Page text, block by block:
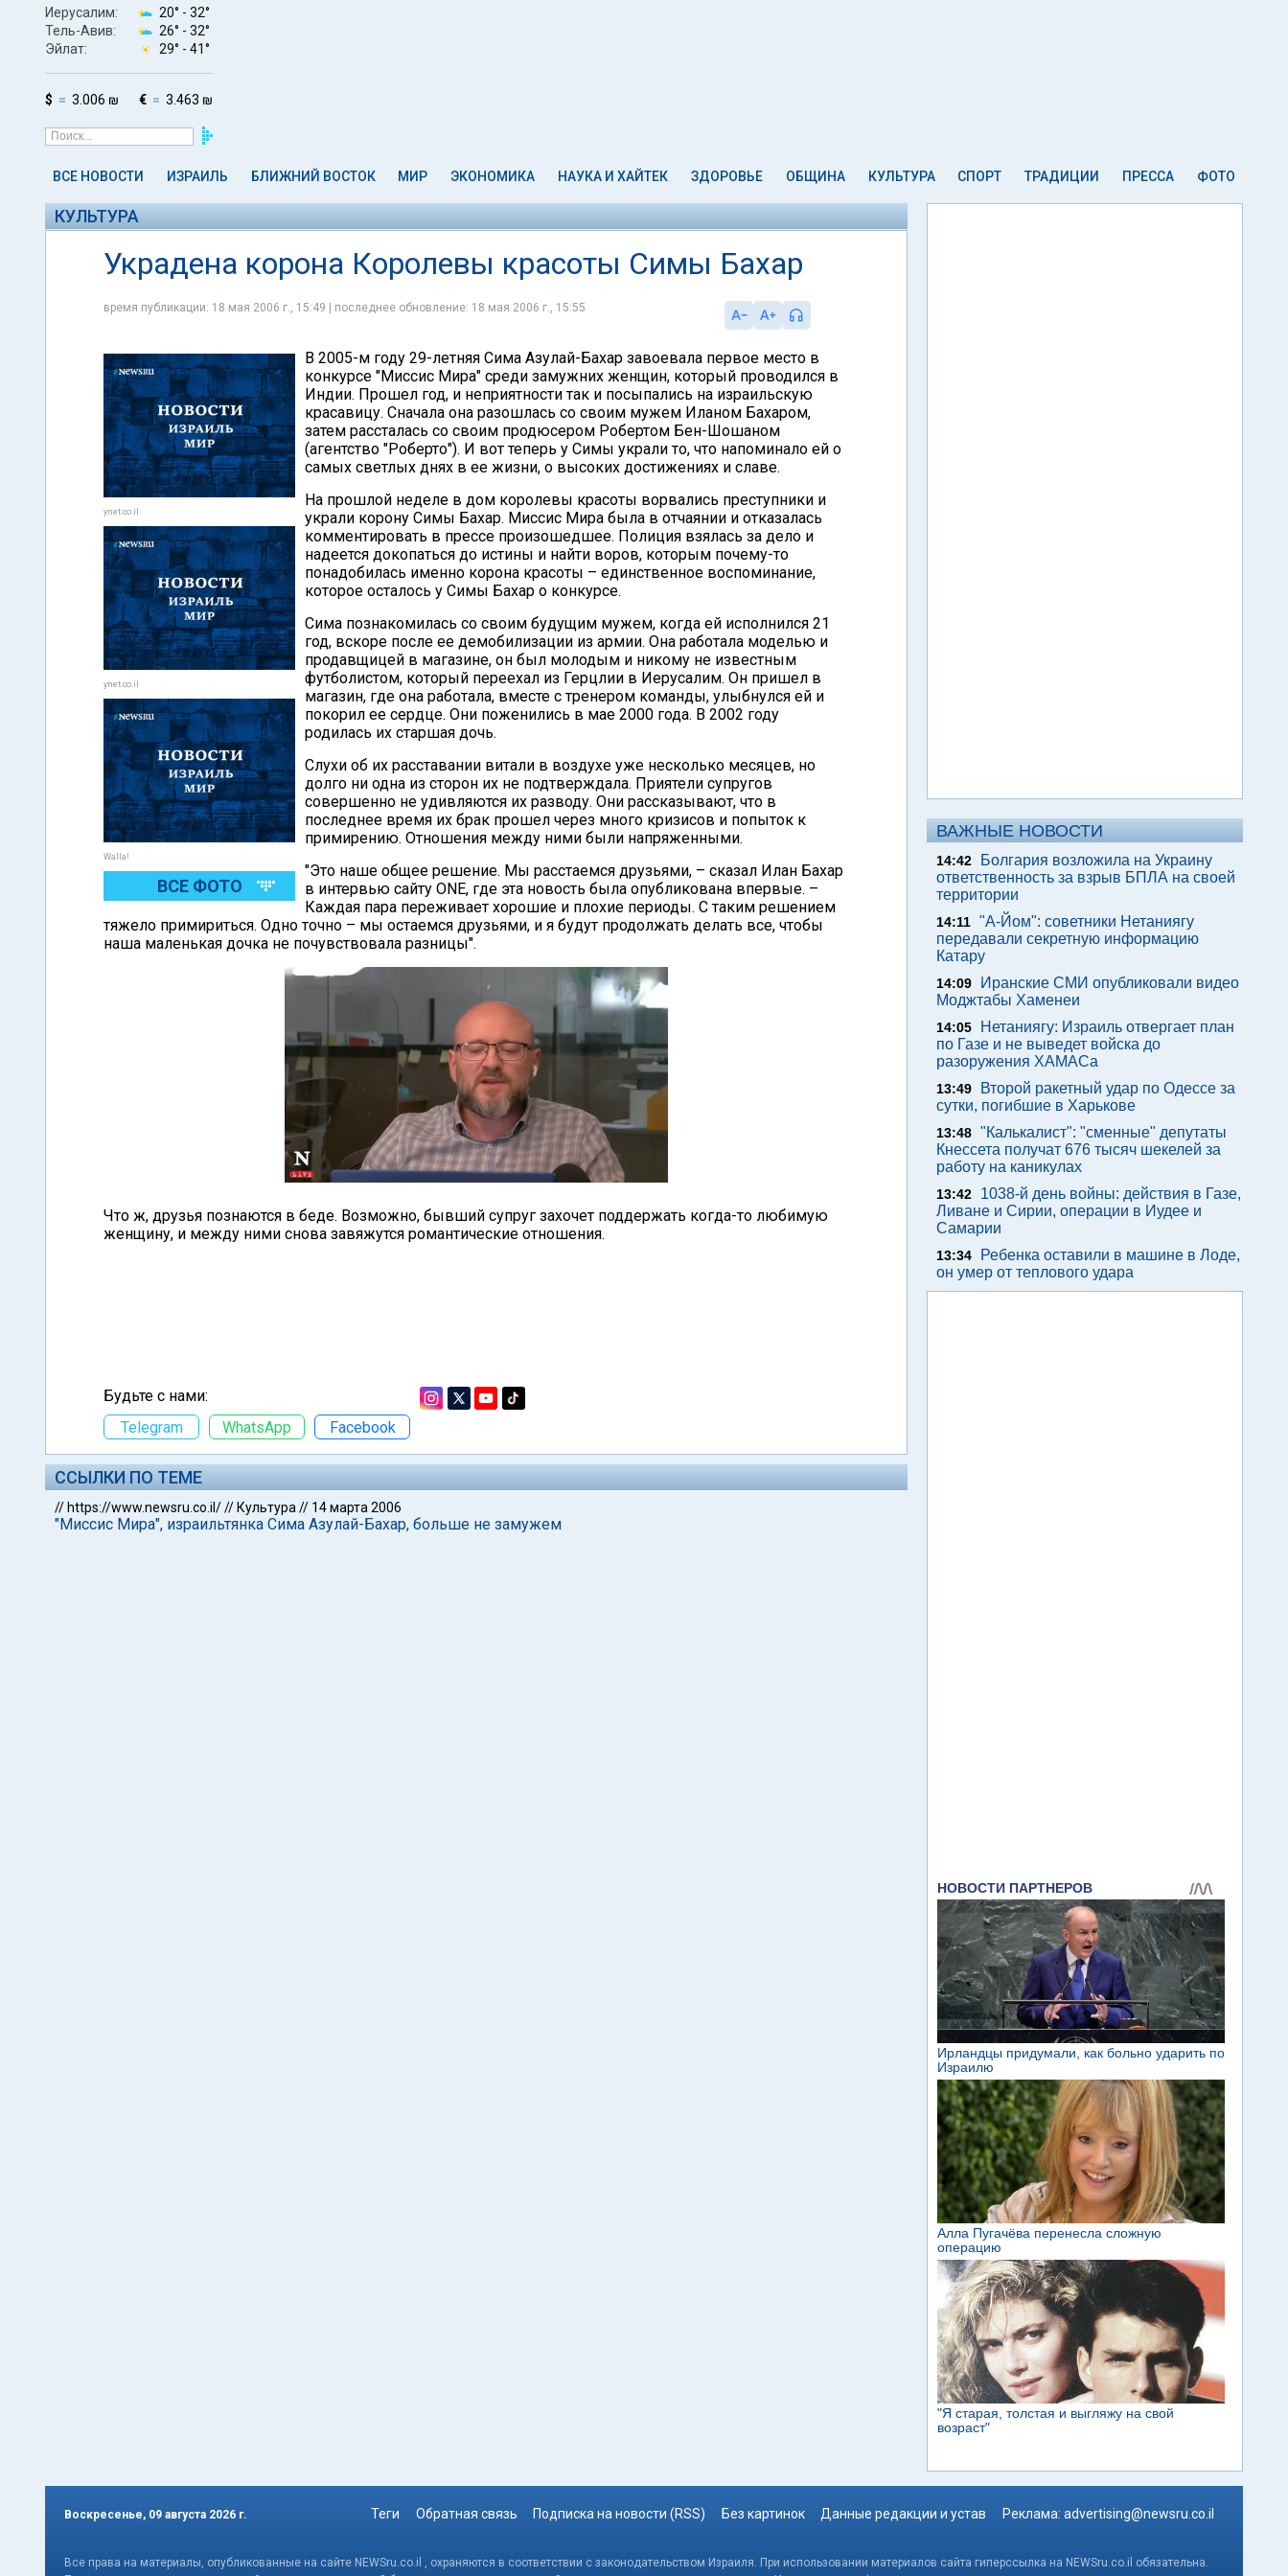
Иерусалим: 20° - 32°
Тель-Авив:
26° - 32°
Эйлат:
29° - 41°
$ 3.006 ₪ € 3.463 ₪
ВСЕ НОВОСТИ ИЗРАИЛЬ БЛИЖНИЙ ВОСТОК МИР ЭКОНОМИКА НАУКА И ХАЙТЕК ЗДОРОВЬЕ ОБЩИНА КУЛЬТУРА СПОРТ ТРАДИЦИИ ПРЕССА ФОТО
КУЛЬТУРА
Украдена корона Королевы красоты Симы Бахар
время публикации: 18 мая 2006 г., 15:49 | последнее обновление: 18 мая 2006 г., 15:55
ynet.co.il
ynet.co.il
Walla!
ВСЕ ФОТО
В 2005-м году 29-летняя Сима Азулай-Бахар завоевала первое место в
конкурсе "Миссис Мира" среди замужних женщин, который проводился в
Индии. Прошел год, и неприятности так и посыпались на израильскую
красавицу. Сначала она разошлась со своим мужем Иланом Бахаром,
затем рассталась со своим продюсером Робертом Бен-Шошаном
(агентство "Роберто"). И вот теперь у Симы украли то, что напоминало ей о
самых светлых днях в ее жизни, о высоких достижениях и славе.
На прошлой неделе в дом королевы красоты ворвались преступники и
украли корону Симы Бахар. Миссис Мира была в отчаянии и отказалась
комментировать в прессе произошедшее. Полиция взялась за дело и
надеется докопаться до истины и найти воров, которым почему-то
понадобилась именно корона красоты – единственное воспоминание,
которое осталось у Симы Бахар о конкурсе.
Сима познакомилась со своим будущим мужем, когда ей исполнился 21
год, вскоре после ее демобилизации из армии. Она работала моделью и
продавщицей в магазине, он был молодым и никому не известным
футболистом, который переехал из Герцлии в Иерусалим. Он пришел в
магазин, где она работала, вместе с тренером команды, улыбнулся ей и
покорил ее сердце. Они поженились в мае 2000 года. В 2002 году
родилась их старшая дочь.
Слухи об их расставании витали в воздухе уже несколько месяцев, но
долго ни одна из сторон их не подтверждала. Приятели супругов
совершенно не удивляются их разводу. Они рассказывают, что в
последнее время их брак прошел через много кризисов и попыток к
примирению. Отношения между ними были напряженными.
"Это наше общее решение. Мы расстаемся друзьями, – сказал Илан Бахар
в интервью сайту ONE, где эта новость была опубликована впервые. –
Каждая пара переживает хорошие и плохие периоды. С таким решением
тяжело примириться. Одно точно – мы остаемся друзьями, и я будут продолжать делать все, чтобы
наша маленькая дочка не почувствовала разницы".
Что ж, друзья познаются в беде. Возможно, бывший супруг захочет поддержать когда-то любимую
женщину, и между ними снова завяжутся романтические отношения.
Будьте с нами:
Telegram
WhatsApp Facebook
ССЫЛКИ ПО ТЕМЕ
// https://www.newsru.co.il/// Культура // 14 марта 2006
"Миссис Мира", израильтянка Сима Азулай-Бахар, больше не замужем
ВАЖНЫЕ НОВОСТИ
14:42
Болгария возложила на Украину
ответственность за взрыв БПЛА на своей
территории
14:11 "А-Йом": советники Нетаниягу
передавали секретную информацию
Катару
14:09
Иранские СМИ опубликовали видео
Моджтабы Хаменеи
14:05
Нетаниягу: Израиль отвергает план
по Газе и не выведет войска до
разоружения ХАМАСа
13:49
Второй ракетный удар по Одессе за
сутки, погибшие в Харькове
13:48 "Калькалист": "сменные" депутаты
Кнессета получат 676 тысяч шекелей за
работу на каникулах
13:42
1038-й день войны: действия в Газе,
Ливане и Сирии, операции в Иудее и
Самарии
13:34
Ребенка оставили в машине в Лоде,
он умер от теплового удара
Воскресенье, 09 августа 2026 г. Теги Обратная связь Подписка на новости (RSS) Без картинок Данные редакции и устав Реклама: advertising@newsru.co.il
Все права на материалы, опубликованные на сайте NEWSru.co.il , охраняются в соответствии с законодательством Израиля. При использовании материалов сайта гиперссылка на NEWSru.co.il обязательна.